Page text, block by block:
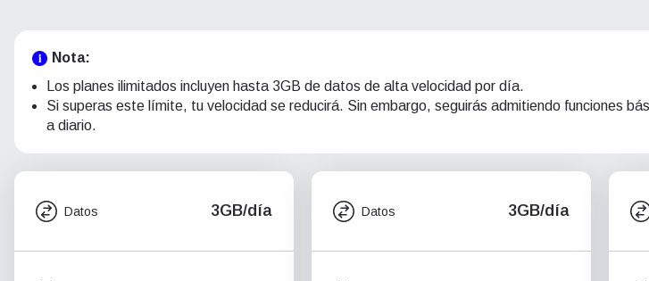
Nota:
Los planes ilimitados incluyen hasta 3GB de datos de alta velocidad por día.
Si superas este límite, tu velocidad se reducirá. Sin embargo, seguirás admitiendo funciones
a diario.
Datos 3GB/día Datos 3GB/día